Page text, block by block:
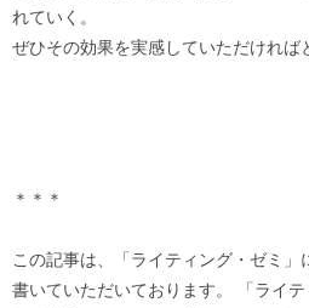
れていく。
ぜひその効果を実感していただければ
＊＊＊
この記事は、「ライティング・ゼミ」
書いていただいております。 「ライ